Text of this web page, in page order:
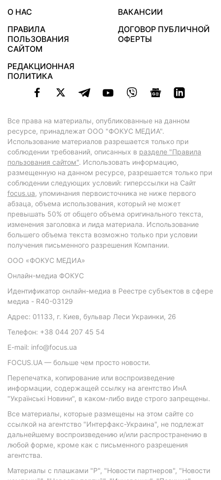
О НАС
ВАКАНСИИ
ПРАВИЛА
ПОЛЬЗОВАНИЯ
САЙТОМ
ДОГОВОР ПУБЛИЧНОЙ
ОФЕРТЫ
РЕДАКЦИОННАЯ
ПОЛИТИКА
Все права на материалы, опубликованные на данном
ресурсе, принадлежат ООО "ФОКУС МЕДИА".
Использование материалов разрешается только при
соблюдении требований, описанных в разделе "Правила
пользования сайтом". Использовать информацию,
размещенную на данном ресурсе, разрешается только при
соблюдении следующих условий: гиперссылки на Сайт
focus.ua, упоминания первоисточника не ниже первого
абзаца, объема использования, который не может
превышать 50% от общего объема оригинального текста,
изменения заголовка и лида материала. Использование
большего объема текста возможно только при условии
получения письменного разрешения Компании.
ООО «ФОКУС МЕДИА»
Онлайн-медиа ФОКУС
Идентификатор онлайн-медиа в Реестре субъектов в сфере
медиа - R40-03129
Адрес: 01133, г. Киев, бульвар Леси Украинки, 26
Телефон: +38 044 207 45 54
E-mail: info@focus.ua
FOCUS.UA — больше чем просто новости.
Перепечатка, копирование или воспроизведение
информации, содержащей ссылку на агентство ИнА
"Українські Новини", в каком-либо виде строго запрещены.
Все материалы, которые размещены на этом сайте со
ссылкой на агентство "Интерфакс-Украина", не подлежат
дальнейшему воспроизведению и/или распространению в
любой форме, кроме как с письменного разрешения
агентства.
Материалы с плашками "Р", "Новости партнеров", "Новости